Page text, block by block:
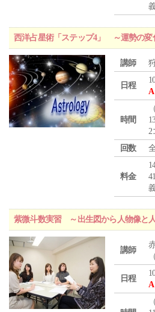
西洋占星術「ステップ4」 ～運勢の変
講師
日程
A
時間
2
回数
料金
紫微斗数実習 ～出生図から人物像と
講師
日程
A